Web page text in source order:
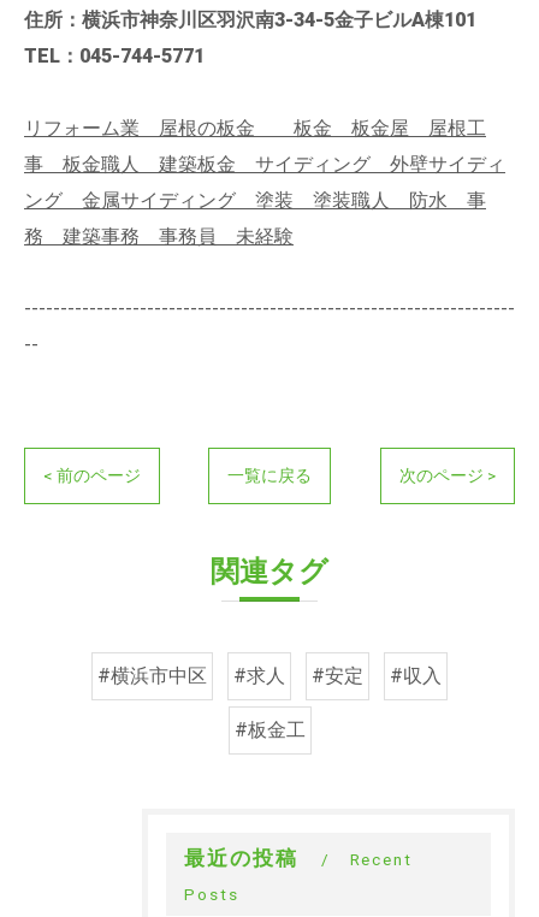
住所：横浜市神奈川区羽沢南3-34-5金子ビルA棟101
TEL：045-744-5771
リフォーム業 屋根の板金 板金 板金屋 屋根工
事 板金職人 建築板金 サイディング 外壁サイディ
ング 金属サイディング 塗装 塗装職人 防水 事
務 建築事務 事務員 未経験
--------------------------------------------------------------------
--
< 前のページ 一覧に戻る 次のページ >
関連タグ
#横浜市中区 #求人 #安定 #収入
#板金工
最近の投稿
Recent
Posts